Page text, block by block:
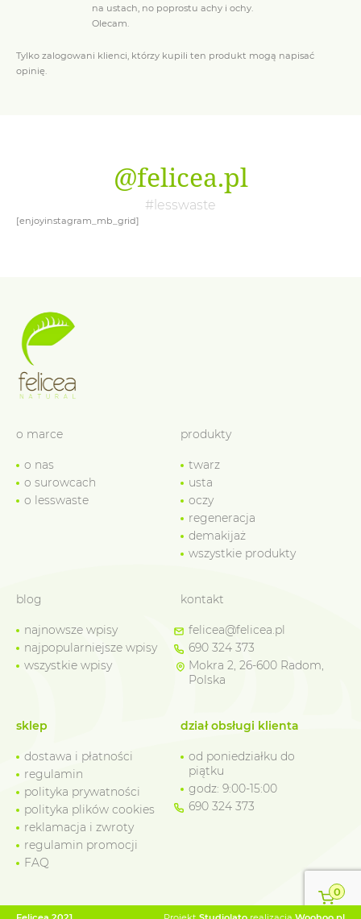
0
na ustach, no poprostu achy i ochy.
Olecam.
Tylko zalogowani klienci, którzy kupili ten produkt mogą napisać
opinię.
@felicea.pl
#lesswaste
[enjoyinstagram_mb_grid]
o marce
o nas
o surowcach
o lesswaste
produkty
twarz
usta
oczy
regeneracja
demakijaż
wszystkie produkty
blog
najnowsze wpisy
najpopularniejsze wpisy
wszystkie wpisy
kontakt
felicea@felicea.pl
690 324 373
Mokra 2, 26-600 Radom,
Polska
sklep
dostawa i płatności
regulamin
polityka prywatności
polityka plików cookies
reklamacja i zwroty
regulamin promocji
FAQ
dział obsługi klienta
od poniedziałku do
piątku
godz: 9:00-15:00
690 324 373